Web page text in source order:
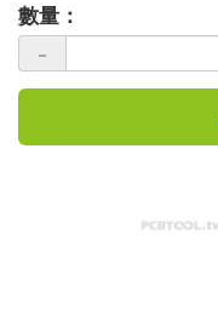
數量：
－